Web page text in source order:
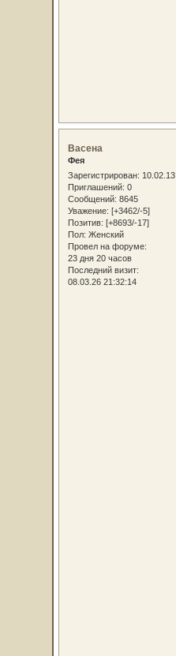
Васена
Фея
Зарегистрирован: 10.02.13
Приглашений: 0
Сообщений: 8645
Уважение: [+3462/-5]
Позитив: [+8693/-17]
Пол: Женский
Провел на форуме:
23 дня 20 часов
Последний визит:
08.03.26 21:32:14